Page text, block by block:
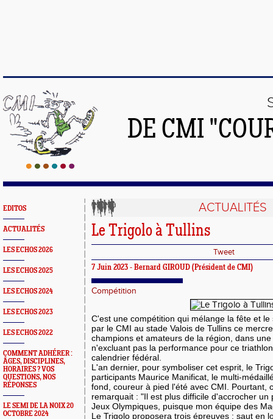
DE CMI
EDITOS
ACTUALITÉS
LES ECHOS 2026
LES ECHOS 2025
LES ECHOS 2024
LES ECHOS 2023
LES ECHOS 2022
COMMENT ADHÉRER :
ÂGES, DISCIPLINES,
HORAIRES ? VOS
QUESTIONS, NOS
RÉPONSES
LE SEMI DE LA NOIX 20
OCTOBRE 2024
ACTUALITÉS
Le Trigolo à Tullins
Tweet
7 Juin 2023 - Bernard GIROUD (Président de CMI)
Compétition
C'est une compétition qui mélange la fête et
par le CMI au stade Valois de Tullins ce
champions et amateurs de la région, dans
n'excluant pas la performance pour ce
calendrier fédéral.
L'an dernier, pour symboliser cet esprit, le
participants Maurice Manificat, le multi-
fond, coureur à pied l'été avec CMI. Pourtant,
remarquait : "Il est plus difficile d'accrocher un
Jeux Olympiques, puisque mon équipe des
Le Trigolo proposera trois épreuves : saut en